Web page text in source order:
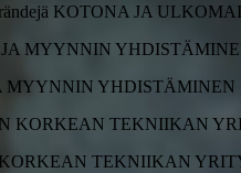
KOTONA JA
MYYNNIN YHDISTÄMINEN
TEKNIIKAN